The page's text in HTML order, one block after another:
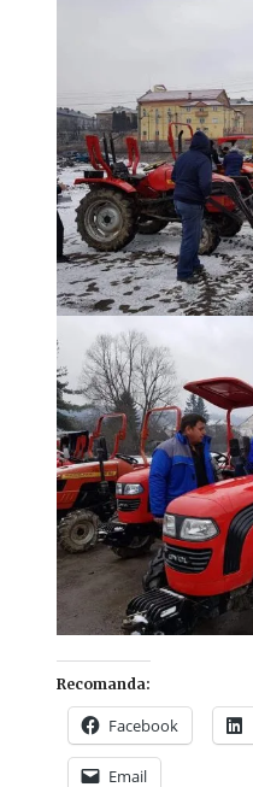
Recomanda:
Facebook
Email